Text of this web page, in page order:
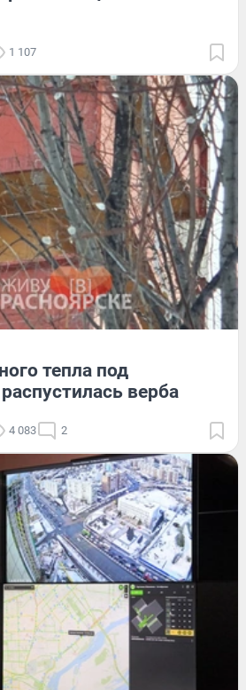
1 107
тепла под
верба
4 083 2